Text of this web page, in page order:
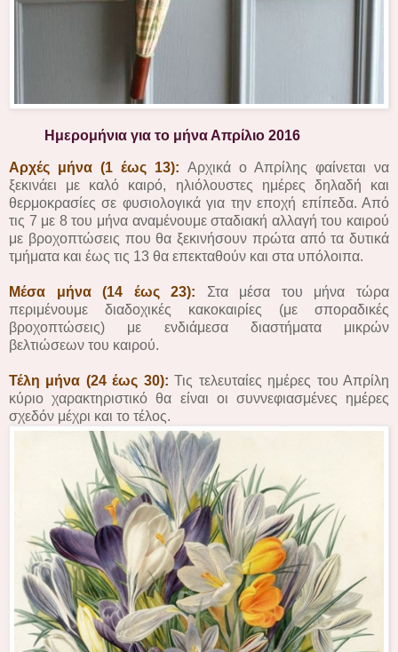
Ημερομήνια για το μήνα Απρίλιο 2016
Αρχές μήνα (1 έως 13): Αρχικά ο Απρίλης φαίνεται να
ξεκινάει με καλό καιρό, ηλιόλουστες ημέρες δηλαδή και
θερμοκρασίες σε φυσιολογικά για την εποχή επίπεδα. Από
τις 7 με 8 του μήνα αναμένουμε σταδιακή αλλαγή του καιρού
με βροχοπτώσεις που θα ξεκινήσουν πρώτα από τα δυτικά
τμήματα και έως τις 13 θα επεκταθούν και στα υπόλοιπα.
Μέσα μήνα (14 έως 23): Στα μέσα του μήνα τώρα
περιμένουμε διαδοχικές κακοκαιρίες (με σποραδικές
βροχοπτώσεις) με ενδιάμεσα διαστήματα μικρών
βελτιώσεων του καιρού.
Τέλη μήνα (24 έως 30): Τις τελευταίες ημέρες του Απρίλη
κύριο χαρακτηριστικό θα είναι οι συννεφιασμένες ημέρες
σχεδόν μέχρι και το τέλος.